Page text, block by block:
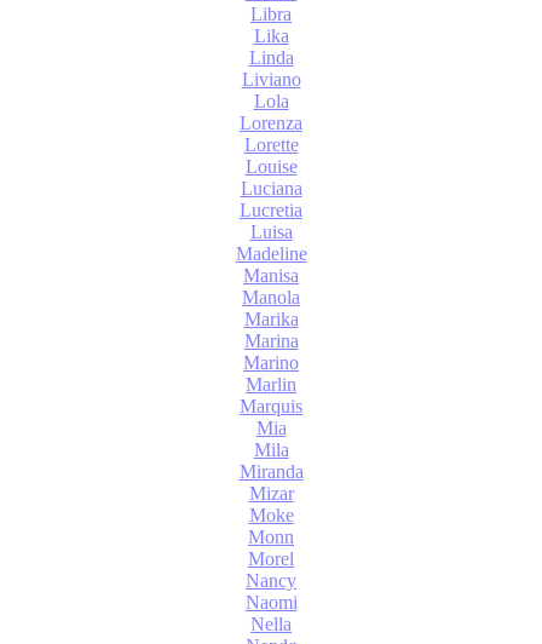
Libra
Lika
Linda
Liviano
Lola
Lorenza
Lorette
Louise
Luciana
Lucretia
Luisa
Madeline
Manisa
Manola
Marika
Marina
Marino
Marlin
Marquis
Mia
Mila
Miranda
Mizar
Moke
Monn
Morel
Nancy
Naomi
Nella